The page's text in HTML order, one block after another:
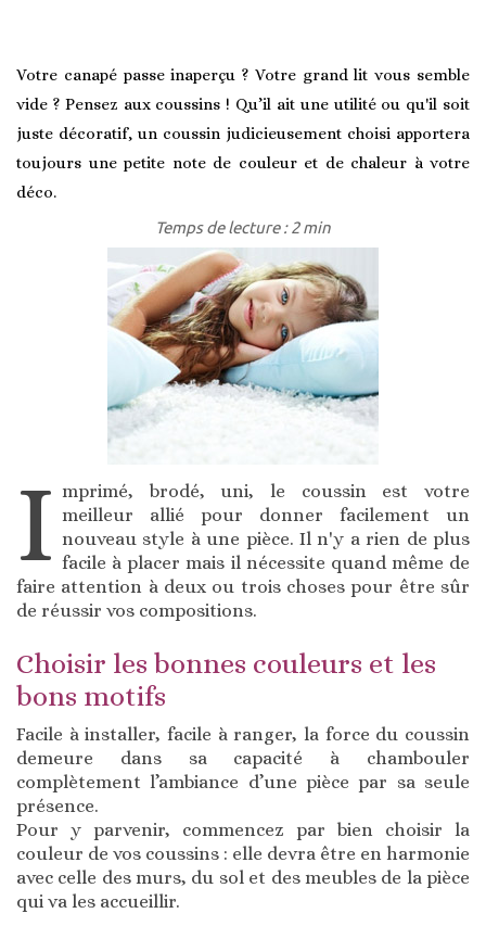
Votre canapé passe inaperçu ? Votre grand lit vous semble
vide ? Pensez aux coussins ! Qu’il ait une utilité ou qu'il soit
juste décoratif, un coussin judicieusement choisi apportera
toujours une petite note de couleur et de chaleur à votre
déco.
Temps de lecture : 2 min
I mprimé, brodé, uni, le coussin est votre
meilleur allié pour donner facilement un
nouveau style à une pièce. Il n'y a rien de plus
facile à placer mais il nécessite quand même de
faire attention à deux ou trois choses pour être sûr
de réussir vos compositions.
Choisir les bonnes couleurs et les
bons motifs
Facile à installer, facile à ranger, la force du coussin
demeure dans sa capacité à chambouler
complètement l’ambiance d’une pièce par sa seule
présence.
Pour y parvenir, commencez par bien choisir la
couleur de vos coussins : elle devra être en harmonie
avec celle des murs, du sol et des meubles de la pièce
qui va les accueillir.